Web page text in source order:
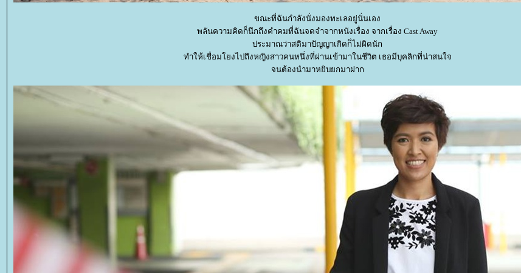
ขณะที่ฉันกำลังนั่งมองทะเลอยู่นั่นเอง
พลันความคิดก็นึกถึงคำคมที่ฉันจดจำจากหนังเรื่อง จากเรื่อง Cast Away
ประมาณว่าสติมาปัญญาเกิดก็ไม่ผิดนัก
ทำให้เชื่อมโยงไปถึงหญิงสาวคนหนึ่งที่ผ่านเข้ามาในชีวิต เธอมีบุคลิกที่น่าสนใจ
จนต้องนำมาหยิบยกมาฝาก